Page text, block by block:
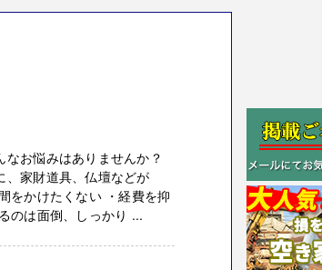
お悩みはありませんか？
、家財道具、仏壇などが
をかけたくない ・経費を抑
のは面倒、しっかり ...